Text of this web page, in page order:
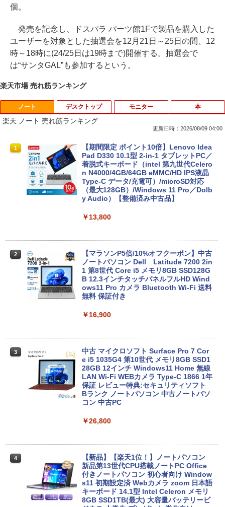
個。
発売を記念し、ドスパラ パーツ館1Fで製品を購入した
ユーザーを対象とした抽選会を12月21日～25日の間、12
時～18時に(24/25日は19時まで)開催する。抽選会で
は“サンタGAL”も参加するという。
楽天市場 売れ筋ランキング
ノート
楽天 ノート 売れ筋ランキング
更新日時：2026/08/09 04:00
1
【期間限定 ポイント10倍】Lenovo Idea
Pad D330 10.1型 2-in-1 タブレットPC／
着脱式キーボード（intel 第九世代Celero
n N4000/4GB/64GB eMMC/HD IPS液晶
Type-C データ/充電可）/microSD対応
（最大128GB）/Windows 11 Pro／Dolb
y Audio）【整備済み中古品】
￥13,800
2
【マラソンP5倍/10%オフクーポン】中古
ノートパソコン Dell Latitude 7200 2in
1 第8世代 Core i5 メモリ8GB SSD128G
B 12.3インチタッチパネルフルHD Wind
ows11 Pro カメラ Bluetooth Wi-Fi 送料
無料 保証付き
￥16,900
3
中古 マイクロソフト Surface Pro 7 Cor
e i5 1035G4 第10世代 メモリ8GB SSD1
28GB 12インチ Windows11 Home 無線
LAN Wi-Fi WEBカメラ Type-C 1866 1年
保証 レビュー特典:セキュリティソフト
Bランク ノートパソコン 中古ノートパソ
コン 中古PC
￥26,800
4
【新品】【楽天1位！】ノートパソコン
新品第13世代CPU搭載ノートPC Office
付きノートパソコン 初心者向け Window
s11 初期設定済 Webカメラ zoom 日本語
キーボード 14.1型 Intel Celeron メモリ
8GB SSD1TB(最大) 大容量バッテリービ
デスクトップ モニター 本